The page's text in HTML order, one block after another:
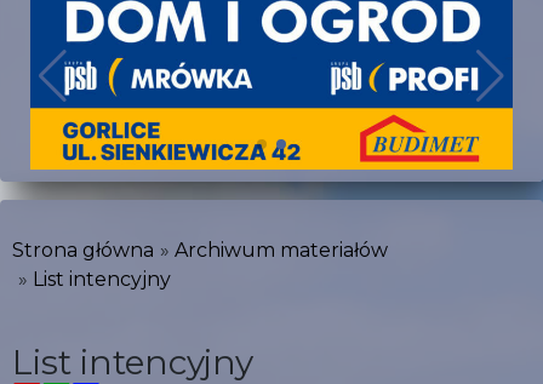
Strona główna
Archiwum materiałów
List intencyjny
List intencyjny